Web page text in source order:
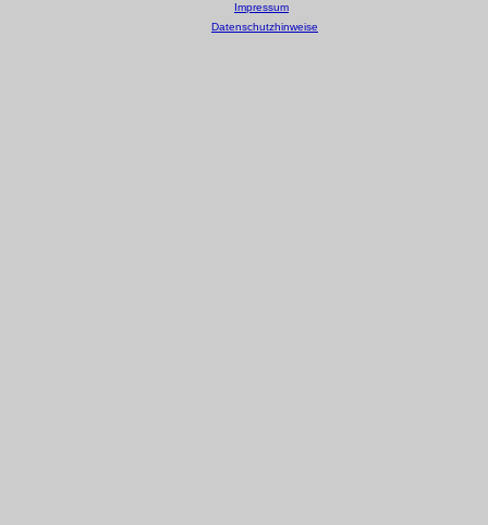
Impressum
Datenschutzhinweise